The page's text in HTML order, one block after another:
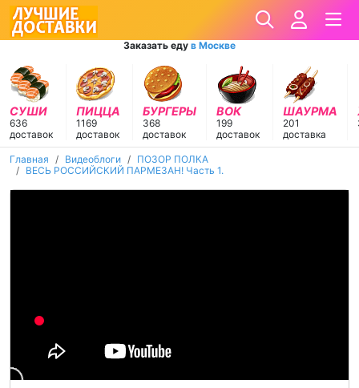
Заказать еду в Москве
СУШИ
636
доставок
ПИЦЦА
1169
доставок
БУРГЕРЫ
368
доставок
ВОК
199
доставок
ШАУРМА
201
доставка
Главная Видеоблоги
ПОЗОР ПОЛКА
ВЕСЬ РОССИЙСКИЙ ПАРМЕЗАН! Часть 1.